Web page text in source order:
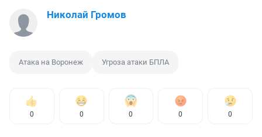
Николай Громов
Атака на Воронеж Угроза атаки БПЛА
0 0 0 0 0